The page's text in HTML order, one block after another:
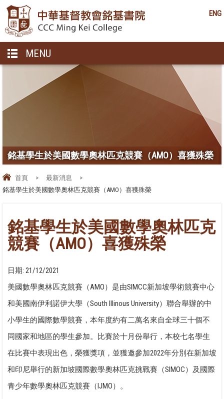
ENG
MENU
銘基學生於美國數學奧林匹克競賽（AMO）喜獲殊榮
首頁 > 最新消息
>
銘基學生於美國數學奧林匹克競賽（AMO）喜獲殊榮
銘基學生於美國數學奧林匹克
競賽（AMO）喜獲殊榮
日期: 21/12/2021
美國數學奧林匹克競賽（AMO）是由SIMCC新加坡學術競賽中心
和美國南伊利諾伊大學（South Illinous University）聯合舉辦的中
小學生的國際數學競賽，本年度約有二萬名來自全球三十個不
同國家和地區的學生參加。比賽於十月份舉行，本校七名學生
在比賽中表現出色，榮獲獎項，並獲邀參加2022年分別在新加坡
和印尼舉行的新加坡國際數學奧林匹克挑戰賽（SIMOC）及國際
青少年數學奧林匹克競賽（IJMO）。